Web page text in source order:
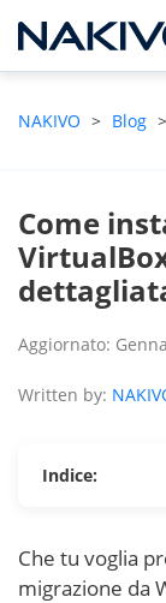
NAKIVO > Blog >
Come
Aggiornato:
Written by:
Indice:
Che tu voglia
migrazione da